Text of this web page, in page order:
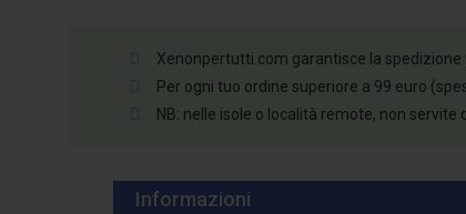
Xenonpertutti.com garantisce la
Per ogni tuo ordine superiore a 99 euro
NB: nelle isole o località remote, non
Informazioni